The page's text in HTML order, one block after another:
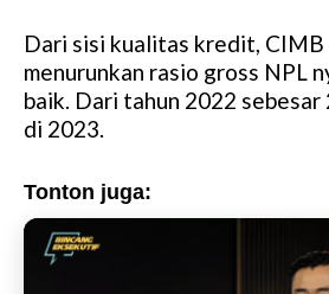
Dari sisi kualitas kredit, CIMB
menurunkan rasio gross NPL
baik. Dari tahun 2022 sebesar
di 2023.
Tonton juga: